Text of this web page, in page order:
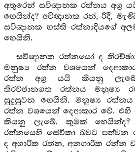
අතුරෙන් සවිඥානක රත්නය අග්‍ර
හෙයින්ද? අවිඥානක රන්, රිදී,
සවිඥානක හස්ති රත්නාදියගේ
හෙයිනි.
සවිඥානක රත්නයෝ ද
මනුෂ්‍ය රත්න වශයෙන්
රත්න අග්‍ර යයි කියනු
තිරච්ඡානගත රත්නය මනුෂ්‍ය
සුදුසුවන හෙයිනි. මනුෂ්‍ය
රත්න වශයෙන් දෙආකාර වේ. එහි
කියනු ලැබේ. කුමක් හෙයින්ද?
රත්නයෙහි සේවිකා බවට පත්වන
ද අගාරික රත්න, අනගාරික රන්න